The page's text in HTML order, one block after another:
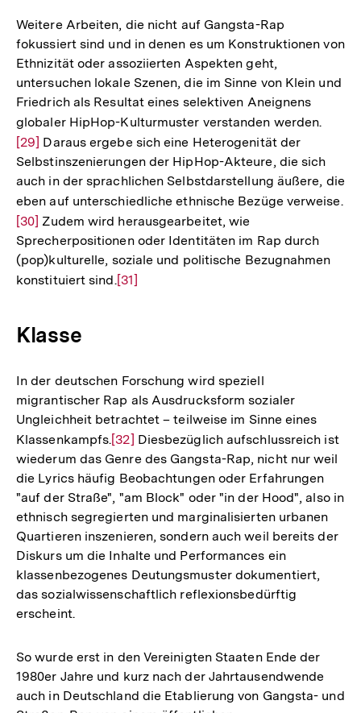
der
Fußnote
Weitere Arbeiten, die nicht auf Gangsta-Rap
fokussiert sind und in denen es um Konstruktionen von
Ethnizität oder assoziierten Aspekten geht,
untersuchen lokale Szenen, die im Sinne von Klein und
Friedrich als Resultat eines selektiven Aneignens
globaler HipHop-Kulturmuster verstanden werden.
der
[29] Daraus ergebe sich eine Heterogenität der
Selbstinszenierungen der HipHop-Akteure, die sich
auch in der sprachlichen Selbstdarstellung äußere, die
eben auf unterschiedliche ethnische Bezüge verweise.
[30] Zudem wird herausgearbeitet, wie
Sprecherpositionen oder Identitäten im Rap durch
(pop)kulturelle, soziale und politische Bezugnahmen
konstituiert sind.Zur
[31]
Klasse
In der deutschen Forschung wird speziell
migrantischer Rap als Ausdrucksform sozialer
Ungleichheit betrachtet – teilweise im Sinne eines
Klassenkampfs.Zur
Auflösung
der
Fußnote
[32] Diesbezüglich aufschlussreich ist
wiederum das Genre des Gangsta-Rap, nicht nur weil
die Lyrics häufig Beobachtungen oder Erfahrungen
"auf der Straße", "am Block" oder "in der Hood", also in
ethnisch segregierten und marginalisierten urbanen
Quartieren inszenieren, sondern auch weil bereits der
Diskurs um die Inhalte und Performances ein
klassenbezogenes Deutungsmuster dokumentiert,
das sozialwissenschaftlich reflexionsbedürftig
erscheint.
So wurde erst in den Vereinigten Staaten Ende der
1980er Jahre und kurz nach der Jahrtausendwende
auch in Deutschland die Etablierung von Gangsta- und